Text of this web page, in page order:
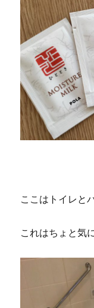
ここはトイレと
これはちょと気